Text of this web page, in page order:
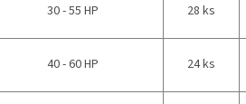
30 - 55 HP 28 ks
40 - 60 HP 24 ks